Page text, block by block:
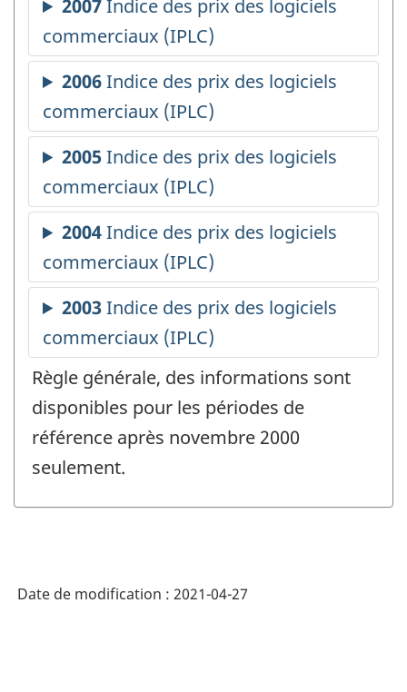
Règle générale, des informations sont
disponibles pour les périodes de
référence après novembre 2000
seulement.
Date de modification : 2021-04-27